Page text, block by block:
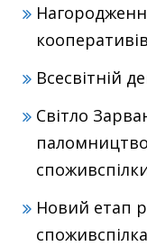
кооперативів
Всесвітній
Світло
Новий етап